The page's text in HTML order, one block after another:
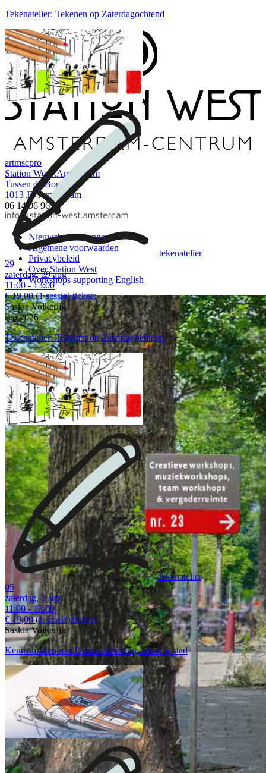
Tekenatelier: Tekenen op Zaterdagochtend
tekenatelier
29
zaterdag, 29 aug
11:00 - 13:00
€ 19,00(1 sessie) tickets
Saskia Volkerijk
sep 2026
Tekenatelier: Tekenen op Zaterdagochtend
tekenatelier
05
zaterdag, 5 sep
11:00 - 13:00
€ 19,00(1 sessie) tickets
Saskia Volkerijk
Kennismaken met Urban sketching: teken je stad
artmscpro
Station West .Amsterdam
Tussen de Bogen 23
1013 JB Amsterdam
06 14 96 96 81
Nieuwsbrief-abonnement
Algemene voorwaarden
Privacybeleid
Over Station West
Workshops supporting English